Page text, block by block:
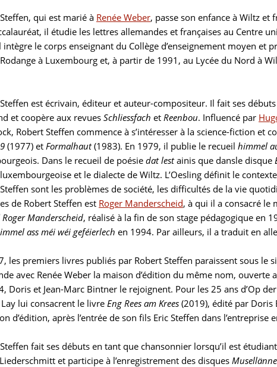
qui est marié à Renée Weber, passe son enfance à Wiltz et
il étudie les lettres allemandes et françaises au Centre
le corps enseignant du Collège d’enseignement moyen et
à Luxembourg et, à partir de 1991, au Lycée du Nord à
est écrivain, éditeur et auteur-compositeur. Il fait ses
et coopère aux revues Schliessfach et Reenbou. Influencé par
Robert Steffen commence à s’intéresser à la science-fiction et
(1977) et Formalhaut(1983). En 1979, il publie le recueil himmel
Dans le recueil de poésie dat lestainis que dansle disque
et le dialecte de Wiltz. L’Oesling définit le
sont les problèmes de société, les difficultés de la vie
de Robert Steffen est Roger Manderscheid, à qui il a consacré le
Roger Manderscheid, réalisé à la fin de son stage pédagogique en
ass méi wéi geféierlech en 1994. Par ailleurs, il a traduit en
les premiers livres publiés par Robert Steffen paraissent sous le
avec Renée Weber la maison d’édition du même nom,
Doris et Jean-Marc Bintner le rejoignent. Pour les 25 ans d’Op
lui consacrent le livre Eng Rees am Krees (2019), édité par Doris
d’édition, après l’entrée de son fils Eric Steffen dans l’entreprise
fait ses débuts en tant que chansonnier lorsqu’il est
et participe à l’enregistrement des disques